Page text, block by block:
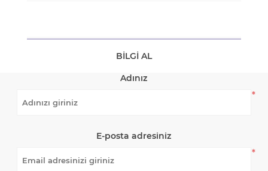
BILGI AL
Adınız
*
E-posta adresiniz
*